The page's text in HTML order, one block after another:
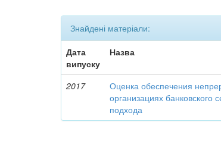
Знайдені матеріали:
Дата
випуску
Назва
2017
Оценка обеспечения
организациях банковского
подхода